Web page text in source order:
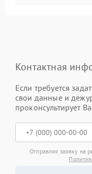
Контактная
Если требуется
свои данные и
проконсультирует
Отправляя заявку на